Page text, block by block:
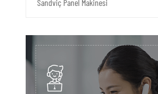
Sandviç Panel Makinesi